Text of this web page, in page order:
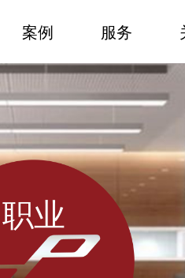
案例 服务
职业